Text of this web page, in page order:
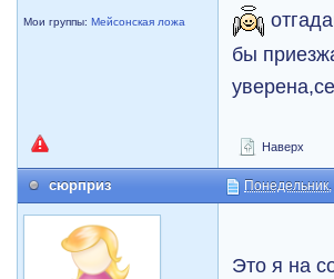
Мои группы:Мейсонская ложа
бы
Наверх
сюрприз
Это я на